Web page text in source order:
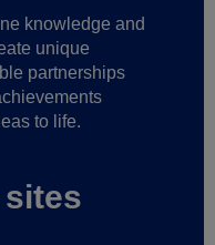
knowledge and
unique
partnerships
to life.